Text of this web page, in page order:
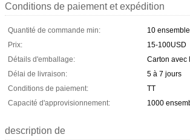
Conditions de paiement et expédition
Quantité de commande min:
10
Prix:
15-100USD
Détails d'emballage:
Carton avec
Délai de livraison:
5 à 7 jours
Conditions de paiement:
TT
Capacité d'approvisionnement:
1000
description de